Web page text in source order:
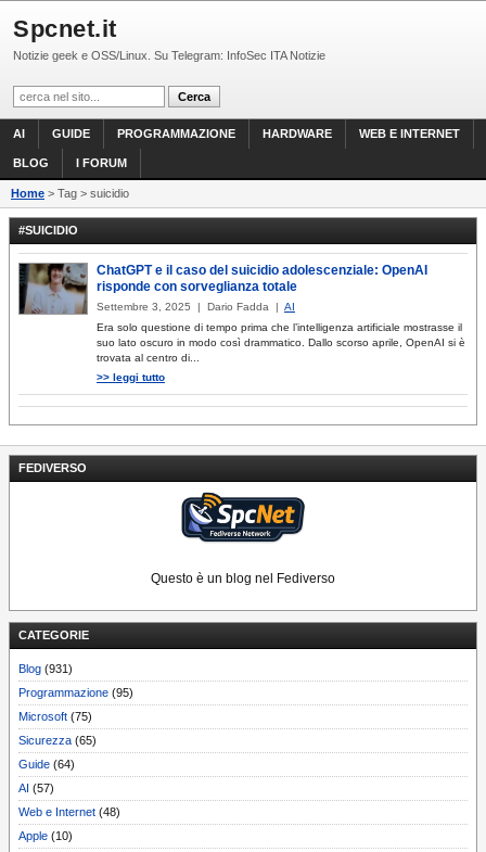
Spcnet.it
Notizie geek e OSS/Linux. Su Telegram: InfoSec ITA Notizie
AI GUIDE PROGRAMMAZIONE HARDWARE WEB E INTERNET
BLOG I FORUM
Home > Tag > suicidio
FEDIVERSO
Questo è un blog nel Fediverso
CATEGORIE
Blog (931)
Programmazione (95)
Microsoft (75)
Sicurezza (65)
Guide (64)
AI (57)
Web e Internet (48)
Apple (10)
#SUICIDIO
ChatGPT e il caso del suicidio adolescenziale: OpenAI
risponde con sorveglianza totale
Settembre 3, 2025 | Dario Fadda | AI
Era solo questione di tempo prima che l’intelligenza artificiale mostrasse il
suo lato oscuro in modo così drammatico. Dallo scorso aprile, OpenAI si è
trovata al centro di...
>> leggi tutto